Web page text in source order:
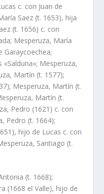
c. con Juan de
Saez (t. 1653), hija
(t. 1656) c. con
Mesperuza, Marí­a
Garaycoechea;
Mesperuza,
Martí­n (t. 1577);
Mesperuza, Martí­n (t.
Martí­n (t.
Pedro (1621) c. con
Pedro (t. 1664);
hijo de Lucas c. con
Santiago (t.
(t. 1668);
(1668 el Valle), hijo de